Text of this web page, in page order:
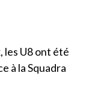
les U8 ont été
à la Squadra